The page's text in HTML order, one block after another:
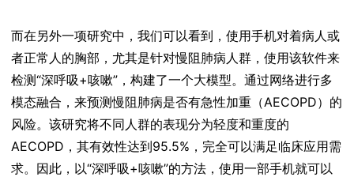
而在另外一项研究中，我们可以看到，使用手机对着病人或
者正常人的胸部，尤其是针对慢阻肺病人群，使用该软件来
检测“深呼吸+咳嗽”，构建了一个大模型。通过网络进行多
模态融合，来预测慢阻肺病是否有急性加重（AECOPD）的
风险。该研究将不同人群的表现分为轻度和重度的
AECOPD，其有效性达到95.5%，完全可以满足临床应用需
求。因此，以“深呼吸+咳嗽”的方法，使用一部手机就可以